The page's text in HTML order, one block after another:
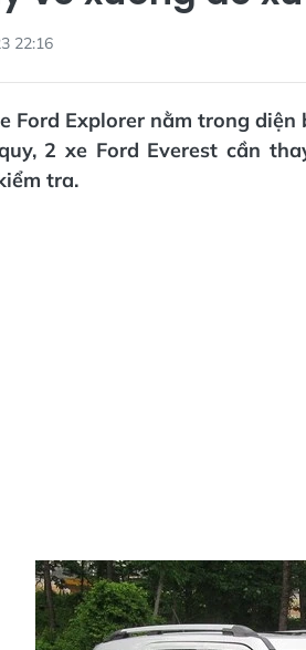
22:16
Ford Explorer nằm trong
2 xe Ford Everest cần
tra.